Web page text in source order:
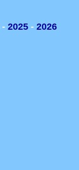
- 2025 - 2026